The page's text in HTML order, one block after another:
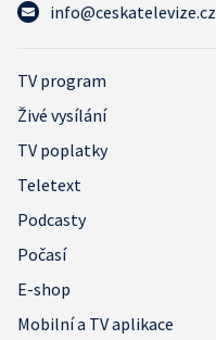
info@ceskatelevize.cz
TV program
Živé vysílání
TV poplatky
Teletext
Podcasty
Počasí
E-shop
Mobilní a TV aplikace